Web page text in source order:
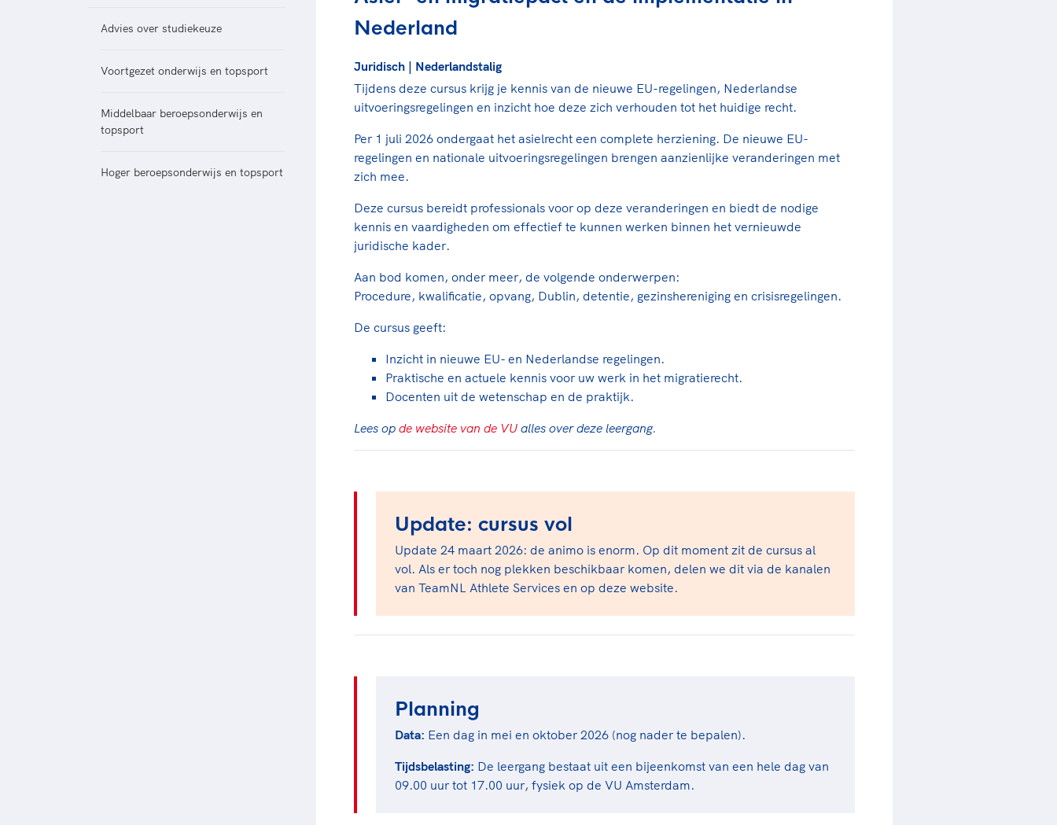
Sportonderzoek
Diversiteit en inclusie
Duurzaamheid
Vitale clubs en bestuurlijk kader
Advies over studiekeuze
Voortgezet onderwijs en topsport
Middelbaar beroepsonderwijs en
topsport
Hoger beroepsonderwijs en topsport
Nederland
Juridisch | Nederlandstalig
Tijdens deze cursus krijg je kennis van de nieuwe EU-regelingen, Nederlandse
uitvoeringsregelingen en inzicht hoe deze zich verhouden tot het huidige recht.
Per 1 juli 2026 ondergaat het asielrecht een complete herziening. De nieuwe EU-
regelingen en nationale uitvoeringsregelingen brengen aanzienlijke veranderingen met
zich mee.
Deze cursus bereidt professionals voor op deze veranderingen en biedt de nodige
kennis en vaardigheden om effectief te kunnen werken binnen het vernieuwde
juridische kader.
Aan bod komen, onder meer, de volgende onderwerpen:
Procedure, kwalificatie, opvang, Dublin, detentie, gezinshereniging en crisisregelingen.
De cursus geeft:
Inzicht in nieuwe EU- en Nederlandse regelingen.
Praktische en actuele kennis voor uw werk in het migratierecht.
Docenten uit de wetenschap en de praktijk.
Lees op de website van de VU alles over deze leergang.
Update: cursus vol
Update 24 maart 2026: de animo is enorm. Op dit moment zit de cursus al
vol. Als er toch nog plekken beschikbaar komen, delen we dit via de kanalen
van TeamNL Athlete Services en op deze website.
Planning
Data: Een dag in mei en oktober 2026 (nog nader te bepalen).
Tijdsbelasting: De leergang bestaat uit een bijeenkomst van een hele dag van
09.00 uur tot 17.00 uur, fysiek op de VU Amsterdam.